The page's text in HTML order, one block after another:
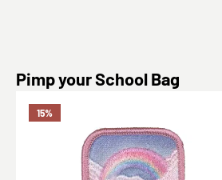
Produktgalerie überspringen
Pimp your School Bag
15%